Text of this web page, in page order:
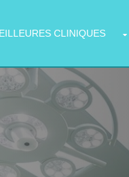
CLINIQUES